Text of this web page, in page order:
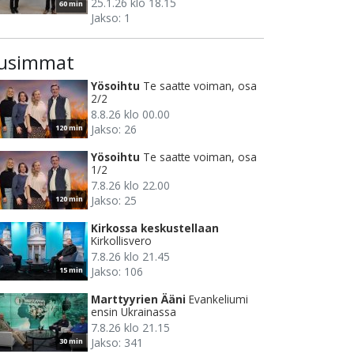
60 min
25.1.26 klo 18.15
Jakso: 1
120 min
Yösoihtu Te saatte voiman, osa
2/2
8.8.26 klo 00.00
Jakso: 26
120 min
Yösoihtu Te saatte voiman, osa
1/2
7.8.26 klo 22.00
Jakso: 25
15 min
Kirkossa keskustellaan
Kirkollisvero
7.8.26 klo 21.45
Jakso: 106
30 min
Marttyyrien Ääni Evankeliumi
ensin Ukrainassa
7.8.26 klo 21.15
Jakso: 341